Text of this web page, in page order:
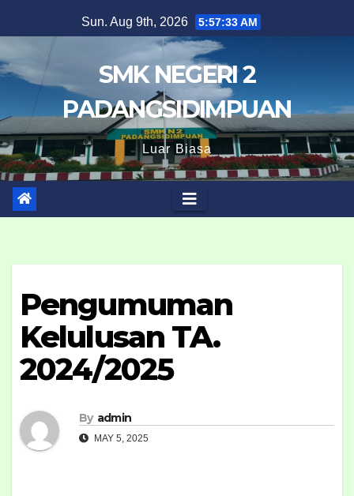
to
content
Sun. Aug 9th, 2026 5:57:34 AM
SMK NEGERI 2
PADANGSIDIMPUAN
Luar Biasa
Pengumuman
Kelulusan TA.
2024/2025
By admin
MAY 5, 2025